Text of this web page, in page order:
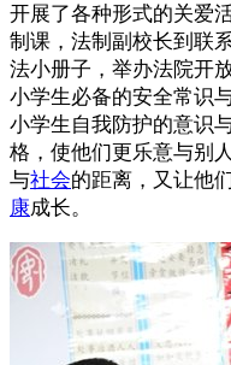
开展了各种形式的关爱
制课，法制副校长到联
法小册子，举办法院开
小学生必备的安全常识
小学生自我防护的意识
格，使他们更乐意与别
与社会的距离，又让他
康成长。